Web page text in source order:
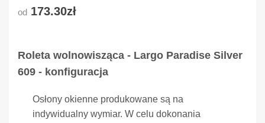
od 173.30zł
Roleta wolnowisząca - Largo Paradise Silver
609 - konfiguracja
Osłony okienne produkowane są na
indywidualny wymiar. W celu dokonania